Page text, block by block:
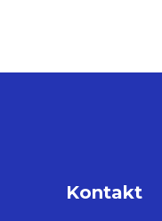
Kontakt